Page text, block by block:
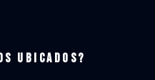
ubicados?